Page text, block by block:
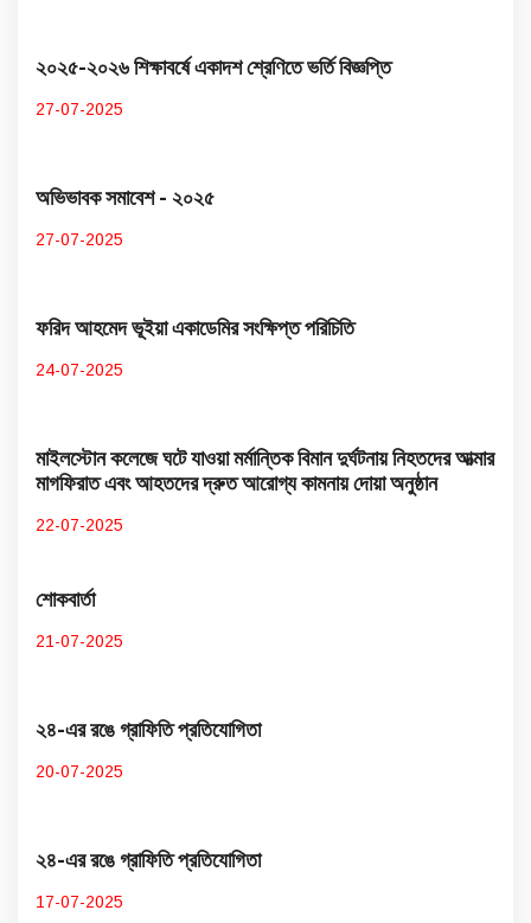
২০২৫-২০২৬ শিক্ষাবর্ষে একাদশ শ্রেণিতে ভর্তি বিজ্ঞপ্তি
27-07-2025
অভিভাবক সমাবেশ - ২০২৫
27-07-2025
ফরিদ আহমেদ ভূইয়া একাডেমির সংক্ষিপ্ত পরিচিতি
24-07-2025
মাইলস্টোন কলেজে ঘটে যাওয়া মর্মান্তিক বিমান দুর্ঘটনায় নিহতদের আত্মার
মাগফিরাত এবং আহতদের দ্রুত আরোগ্য কামনায় দোয়া অনুষ্ঠান
22-07-2025
শোকবার্তা
21-07-2025
২৪-এর রঙে গ্রাফিতি প্রতিযোগিতা
20-07-2025
২৪-এর রঙে গ্রাফিতি প্রতিযোগিতা
17-07-2025